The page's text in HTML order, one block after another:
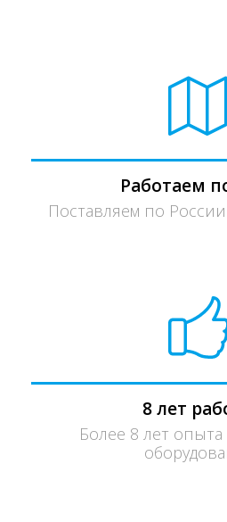
Работаем
Поставляем по
8 лет
Более 8 лет опыта